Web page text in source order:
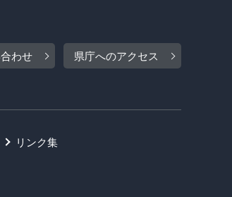
わせ 県庁へのアクセス
リンク集